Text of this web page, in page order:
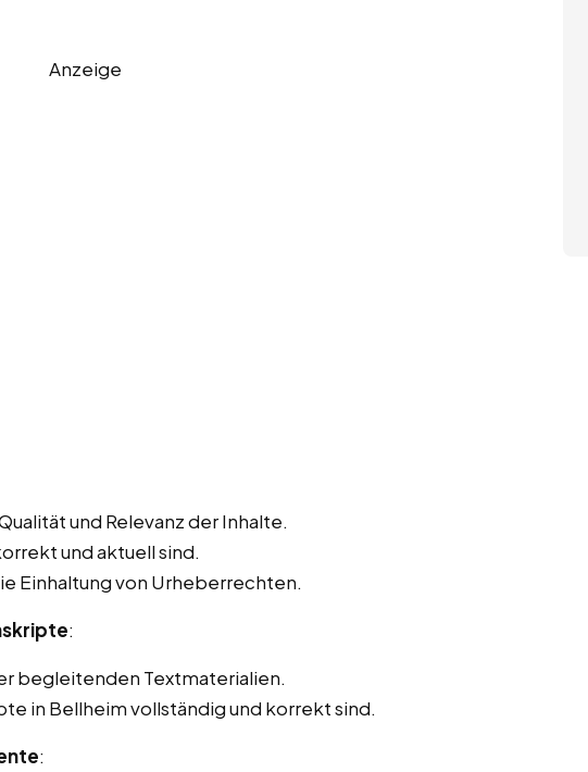
Anzeige
und Relevanz der Inhalte.
und aktuell sind.
Einhaltung von Urheberrechten.
:
begleitenden Textmaterialien.
in Bellheim vollständig und korrekt sind.
: